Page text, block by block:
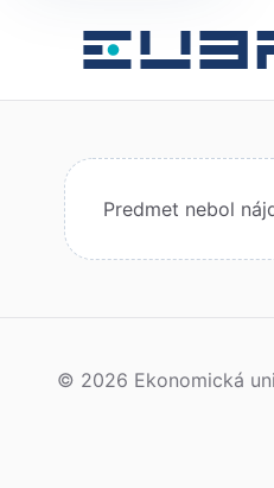
Predmet nebol
© 2026 Ekonomická